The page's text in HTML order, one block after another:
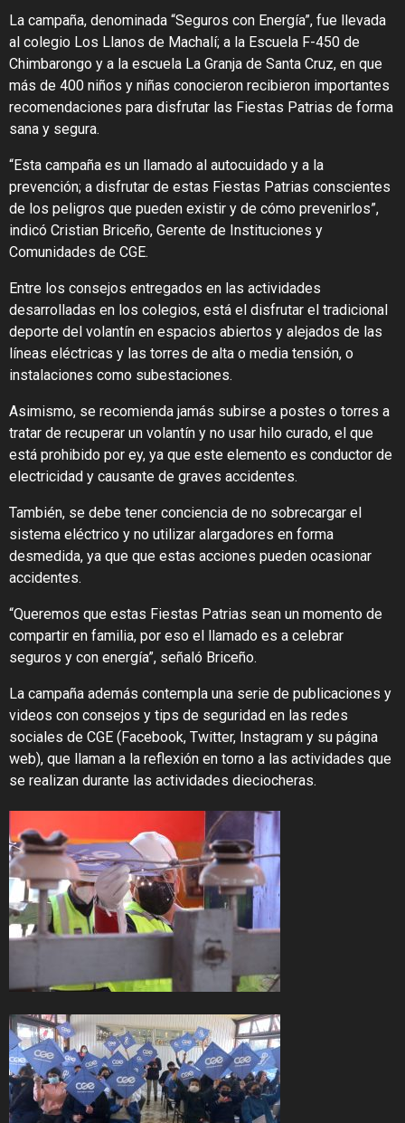
La campaña, denominada “Seguros con Energía”, fue llevada
al colegio Los Llanos de Machalí; a la Escuela F-450 de
Chimbarongo y a la escuela La Granja de Santa Cruz, en que
más de 400 niños y niñas conocieron recibieron importantes
recomendaciones para disfrutar las Fiestas Patrias de forma
sana y segura.
“Esta campaña es un llamado al autocuidado y a la
prevención; a disfrutar de estas Fiestas Patrias conscientes
de los peligros que pueden existir y de cómo prevenirlos”,
indicó Cristian Briceño, Gerente de Instituciones y
Comunidades de CGE.
Entre los consejos entregados en las actividades
desarrolladas en los colegios, está el disfrutar el tradicional
deporte del volantín en espacios abiertos y alejados de las
líneas eléctricas y las torres de alta o media tensión, o
instalaciones como subestaciones.
Asimismo, se recomienda jamás subirse a postes o torres a
tratar de recuperar un volantín y no usar hilo curado, el que
está prohibido por ey, ya que este elemento es conductor de
electricidad y causante de graves accidentes.
También, se debe tener conciencia de no sobrecargar el
sistema eléctrico y no utilizar alargadores en forma
desmedida, ya que que estas acciones pueden ocasionar
accidentes.
“Queremos que estas Fiestas Patrias sean un momento de
compartir en familia, por eso el llamado es a celebrar
seguros y con energía”, señaló Briceño.
La campaña además contempla una serie de publicaciones y
videos con consejos y tips de seguridad en las redes
sociales de CGE (Facebook, Twitter, Instagram y su página
web), que llaman a la reflexión en torno a las actividades que
se realizan durante las actividades dieciocheras.